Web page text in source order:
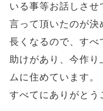
いる事等お話しさせ
言って頂いたのが決
長くなるので、すべ
助けがあり、今作
ムに住めています。
すべてにありがとう